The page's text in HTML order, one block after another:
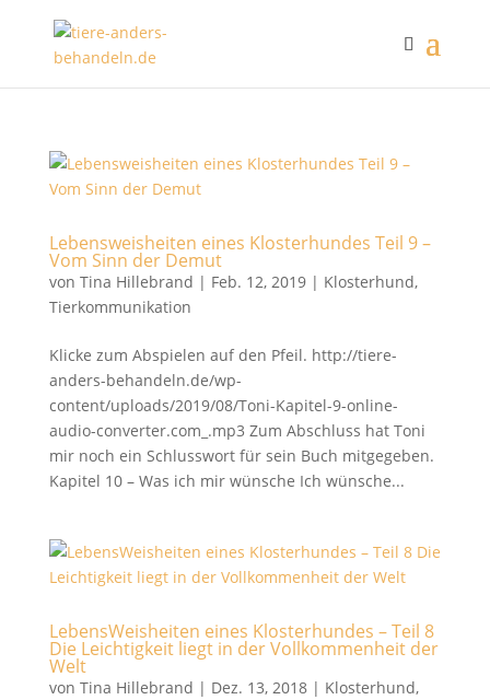
Lebensweisheiten eines Klosterhundes Teil 9 –
Vom Sinn der Demut
von Tina Hillebrand | Feb. 12, 2019| Klosterhund,
Tierkommunikation
Klicke zum Abspielen auf den Pfeil. http://tiere-
anders-behandeln.de/wp-
content/uploads/2019/08/Toni-Kapitel-9-online-
audio-converter.com_.mp3 Zum Abschluss hat Toni
mir noch ein Schlusswort für sein Buch mitgegeben.
Kapitel 10 – Was ich mir wünsche Ich wünsche...
LebensWeisheiten eines Klosterhundes – Teil 8
Die Leichtigkeit liegt in der Vollkommenheit der
Welt
von Tina Hillebrand | Dez. 13, 2018| Klosterhund,